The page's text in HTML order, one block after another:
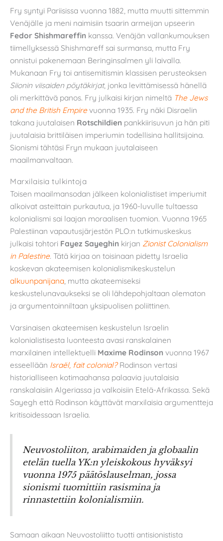
Fry syntyi Pariisissa vuonna 1882, mutta muutti sittemmin
Venäjälle ja meni naimisiin tsaarin armeijan upseerin
Fedor Shishmareffin kanssa. Venäjän vallankumouksen
tiimellyksessä Shishmareff sai surmansa, mutta Fry
onnistui pakenemaan Beringinsalmen yli laivalla.
Mukanaan Fry toi antisemitismin klassisen perusteoksen
Siionin viisaiden pöytäkirjat, jonka levittämisessä hänellä
oli merkittävä panos. Fry julkaisi kirjan nimeltä The Jews
and the British Empire vuonna 1935. Fry näki Disraelin
takana juutalaisen Rotschildien pankkiirisuvun ja hän piti
juutalaisia brittiläisen imperiumin todellisina hallitsijoina.
Sionismi tähtäsi Fryn mukaan juutalaiseen
maailmanvaltaan.
Marxilaisia tulkintoja
Toisen maailmansodan jälkeen kolonialistiset imperiumit
alkoivat asteittain purkautua, ja 1960-luvulle tultaessa
kolonialismi sai laajan moraalisen tuomion. Vuonna 1965
Palestiinan vapautusjärjestön PLO:n tutkimuskeskus
julkaisi tohtori Fayez Sayeghin kirjan Zionist Colonialism
in Palestine. Tätä kirjaa on toisinaan pidetty Israelia
koskevan akateemisen kolonialismikeskustelun
alkuunpanijana, mutta akateemiseksi
keskustelunavaukseksi se oli lähdepohjaltaan olematon
ja argumentoinniltaan yksipuolisen poliittinen.
Varsinaisen akateemisen keskustelun Israelin
kolonialistisesta luonteesta avasi ranskalainen
marxilainen intellektuelli Maxime Rodinson vuonna 1967
esseellään Israël, fait colonial? Rodinson vertasi
historialliseen kotimaahansa palaavia juutalaisia
ranskalaisiin Algeriassa ja valkoisiin Etelä-Afrikassa. Sekä
Sayegh että Rodinson käyttävät marxilaisia argumentteja
kritisoidessaan Israelia.
Neuvostoliiton, arabimaiden ja globaalin
etelän tuella YK:n yleiskokous hyväksyi
vuonna 1975 päätöslauselman, jossa
sionismi tuomittiin rasismina ja
rinnastettiin kolonialismiin.
Samaan aikaan Neuvostoliitto tuotti antisionistista